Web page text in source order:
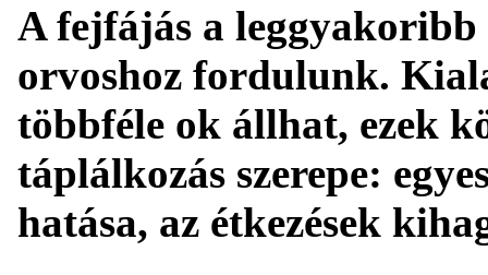
A fejfájás a leggyakoribb
orvoshoz fordulunk.
többféle ok állhat, ezek
táplálkozás szerepe:
hatása, az étkezések